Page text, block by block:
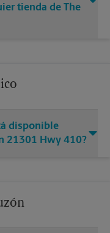
tienda de The
disponible
21301 Hwy 410?